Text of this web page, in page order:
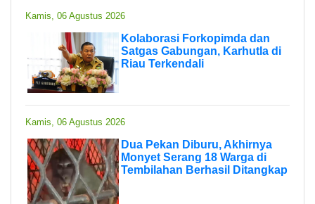
Kamis, 06 Agustus 2026
Kolaborasi Forkopimda dan
Satgas Gabungan, Karhutla di
Riau Terkendali
Kamis, 06 Agustus 2026
Dua Pekan Diburu, Akhirnya
Monyet Serang 18 Warga di
Tembilahan Berhasil Ditangkap